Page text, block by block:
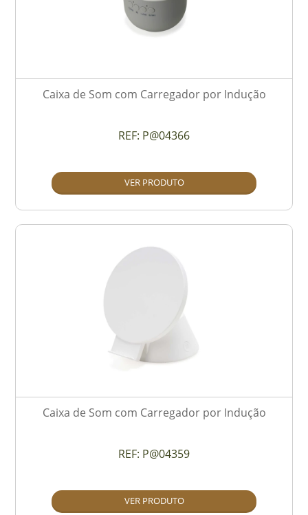
Caixa de Som com Carregador por Indução
REF: P@04366
VER PRODUTO
Caixa de Som com Carregador por Indução
REF: P@04359
VER PRODUTO